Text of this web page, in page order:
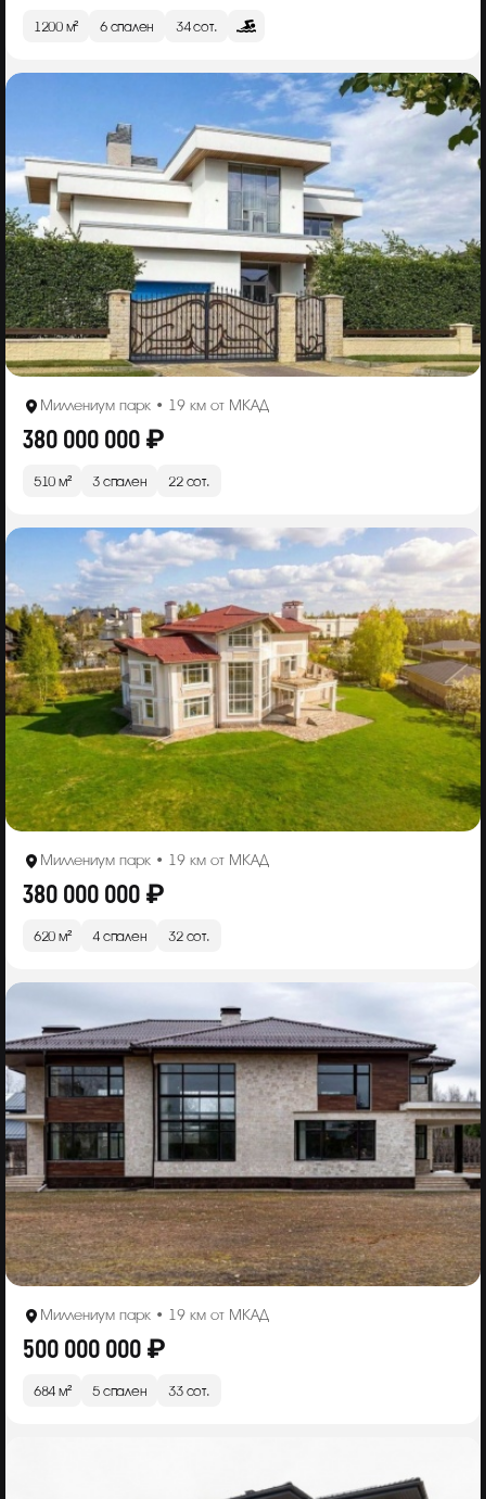
1200 м² 6 спален 34 сот.
Миллениум парк • 19 км от МКАД
380 000 000 ₽
510 м² 3 спален 22 сот.
Миллениум парк • 19 км от МКАД
380 000 000 ₽
620 м² 4 спален 32 сот.
Миллениум парк • 19 км от МКАД
500 000 000 ₽
684 м² 5 спален 33 сот.